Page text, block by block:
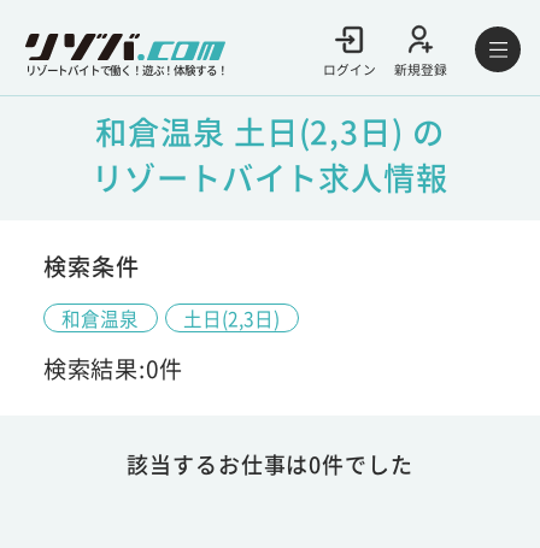
リゾートバイトで働く！遊ぶ！体験する！ ログイン 新規登録
和倉温泉 土日(2,3日) の
リゾートバイト求人情報
検索条件
和倉温泉 土日(2,3日)
検索結果:0件
該当するお仕事は0件でした